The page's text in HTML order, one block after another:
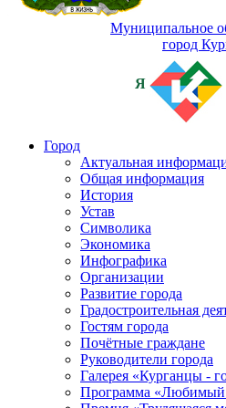
Муниципальное
город
Я
Город
Актуальная
Общая информация
История
Устав
Символика
Экономика
Инфографика
Организации
Развитие города
Градостроительная
Гостям города
Почётные граждане
Руководители города
Галерея «Курганцы -
Программа «Любимый